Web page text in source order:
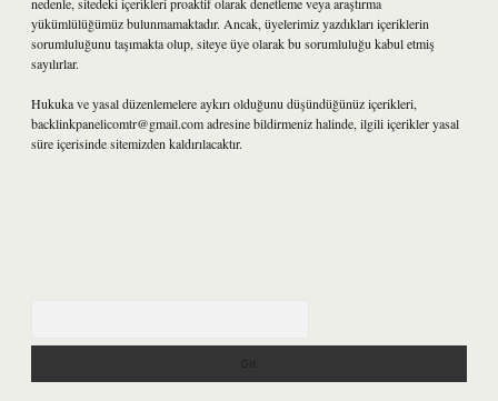
yükümlülüğümüz bulunmamaktadır. Ancak, üyelerimiz yazdıkları içeriklerin
sorumluluğunu taşımakta olup, siteye üye olarak bu sorumluluğu kabul etmiş
sayılırlar.
Hukuka ve yasal düzenlemelere aykırı olduğunu düşündüğünüz içerikleri,
backlinkpanelicomtr@gmail.comadresine bildirmeniz halinde, ilgili içerikler yasal
süre içerisinde sitemizden kaldırılacaktır.